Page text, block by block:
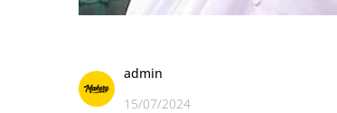
admin
15/07/2024